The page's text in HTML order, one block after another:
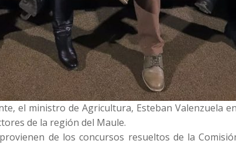
el ministro de Agricultura, Esteban Valenzuela
de la región del Maule.
de los concursos resueltos de la